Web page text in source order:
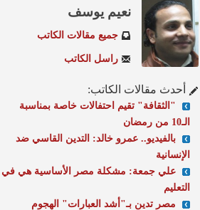
نعيم يوسف
جميع مقالات الكاتب
راسل الكاتب
أحدث مقالات الكاتب:
"الثقافة" تقيم احتفالات خاصة بمناسبة
بالفيديو.. عمرو خالد: التدين القاسي ضد
الإنسانية
علي جمعة: مشكلة مصر الأساسية هي في
التعليم
مصر تدين بـ"أشد العبارات" الهجوم